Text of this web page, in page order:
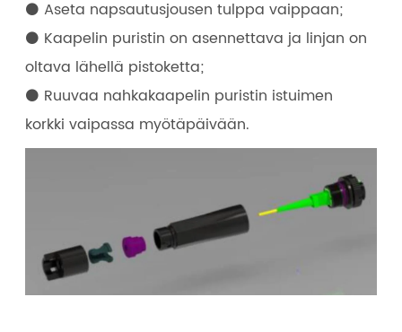
⚫ Aseta napsautusjousen tulppa vaippaan;
⚫ Kaapelin puristin on asennettava ja linjan on
oltava lähellä pistoketta;
⚫ Ruuvaa nahkakaapelin puristin istuimen
korkki vaipassa myötäpäivään.